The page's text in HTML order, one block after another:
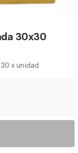
30x30
x unidad